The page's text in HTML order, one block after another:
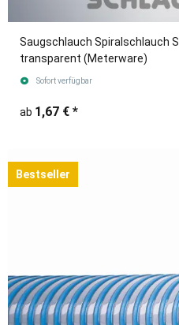
Saugschlauch Spiralschlauch
transparent (Meterware)
Sofort verfügbar
ab 1,67 € *
Bestseller